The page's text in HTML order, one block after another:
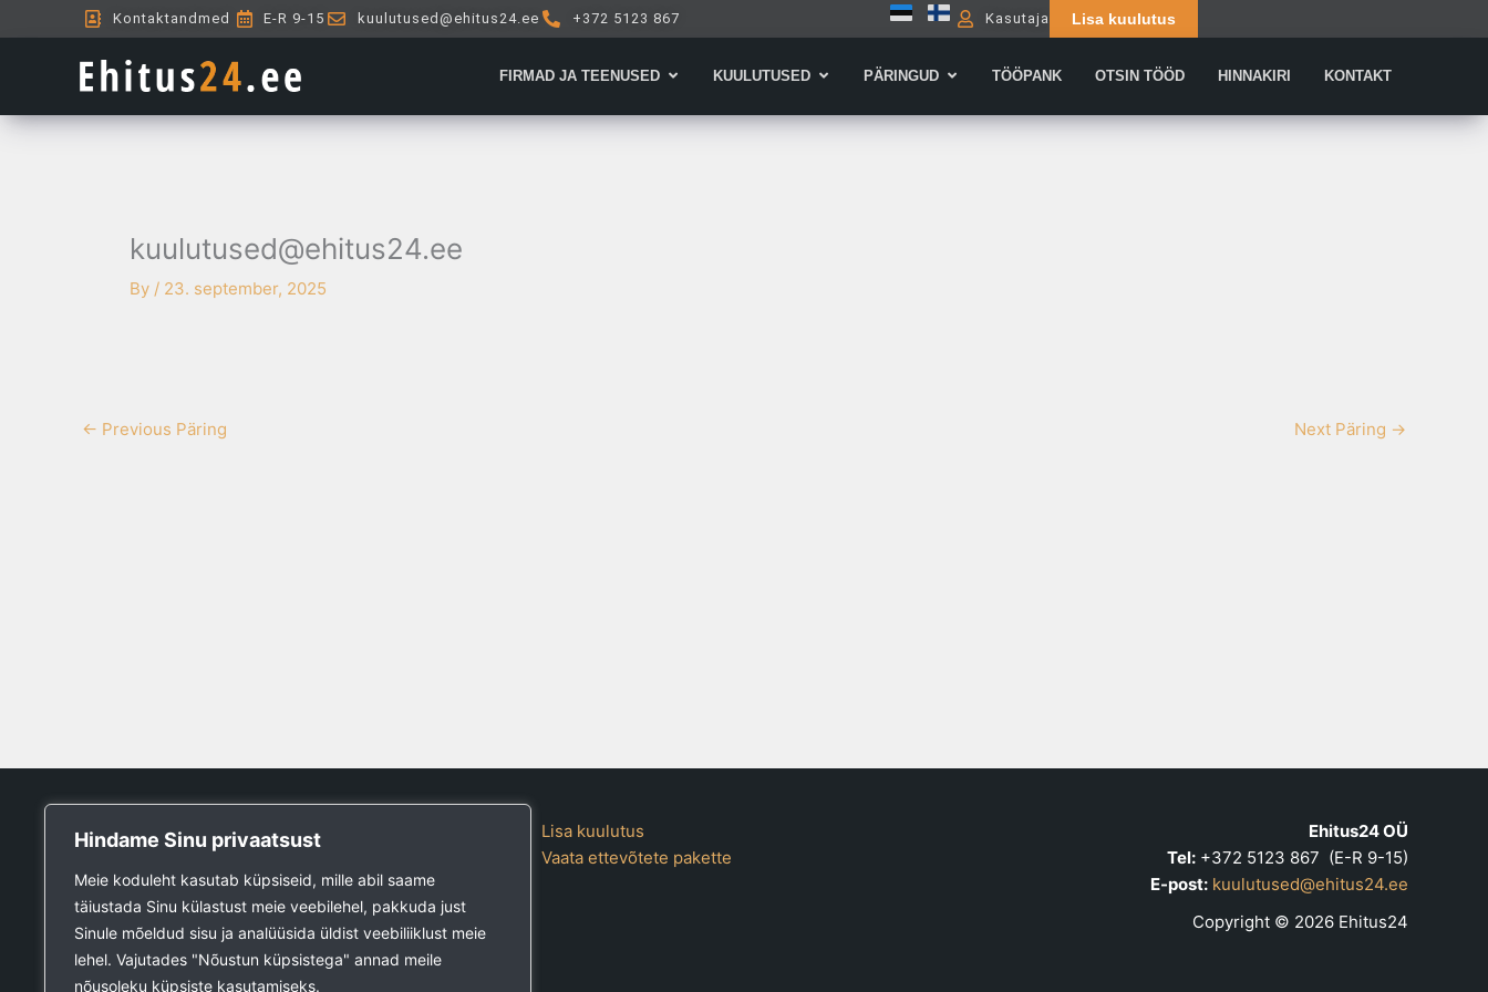
Hindame Sinu privaatsust
Meie koduleht kasutab küpsiseid, mille abil saame
täiustada Sinu külastust meie veebilehel, pakkuda just
Sinule mõeldud sisu ja analüüsida üldist veebiliiklust meie
lehel. Vajutades "Nõustun küpsistega" annad meile
nõusoleku küpsiste kasutamiseks.
to
Kontaktandmed E-R 9-15 kuulutused@ehitus24.ee +372 5123 867 Kasutaja Lisa kuulutus
FIRMAD JA TEENUSED Open Firmad ja teenused
KUULUTUSED Open Kuulutused
PÄRINGUD Open Päringud
TÖÖPANK OTSIN TÖÖD HINNAKIRI KONTAKT
kuulutused@ehitus24.ee
By / 23. september, 2025
← Previous Päring Next Päring →
Tööpank
Kuulutused
Firmad ja teenused
Ehitustööde päring
Ehitusmaterjali päring
Lisa kuulutus
Vaata ettevõtete pakette
Ehitus24 OÜ
Tel:+372 5123 867 (E-R 9-15)
E-post: kuulutused@ehitus24.ee
Copyright © 2026 Ehitus24